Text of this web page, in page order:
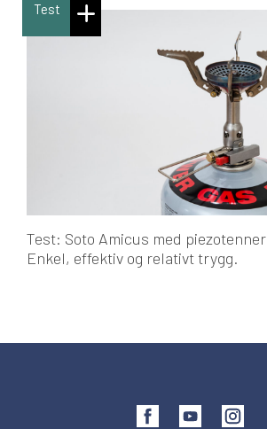
Test
Test: Soto Amicus med piezotenner
Enkel, effektiv og relativt trygg.